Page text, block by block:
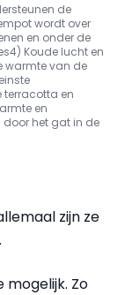
de
wordt over
en onder de
4) Koude lucht en
warmte van de
terracotta en
en
het gat in de
zijn ze
Zo